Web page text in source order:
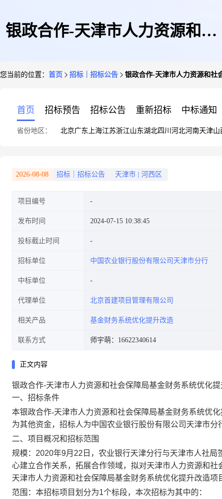
银政合作-天津市人力资源和社
您当前的位置： 首页 招标｜招标公告 银政合作-天津市人力资源和社
首页 招标预告 招标公告 重新招标 中标通知
省份地区： 北京广东 上海江苏浙江山东湖北四川 河北河南天津山
2026-08-08 招标｜招标公告 天津市 河西区
项目编号
发布时间 2024-07-15 10:38:45
投标截止时间
招标单位 中国农业银行股份有限公司天津市分行
中标单位
代理单位 北京首建项目管理有限公司
相关产品 基金财务系统优化提升改造
联系方式 师宇萌：16622340614
正文内容
银政合作-天津市人力资源和社会保障局基金财务系统优化
一、招标条件
本银政合作-天津市人力资源和社会保障局基金财务系统优
为其他资金，招标人为中国农业银行股份有限公司天津市分
二、项目概况和招标范围
规模： 2020年9月22日，农业银行天津分行与天津市人社
心建立合作关系，拓展合作领域，拟对天津市人力资源和
天津市人力资源和社会保障局基金财务系统优化提升改造项
范围：本招标项目划分为1个标段，本次招标为其中的：